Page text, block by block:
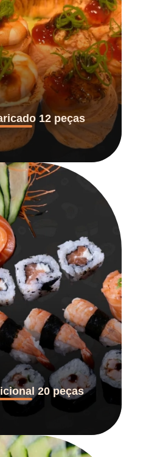
12 peças
20 peças